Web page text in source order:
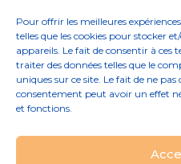
Pour offrir les meilleures
telles que les cookies pour stocker
appareils. Le fait de consentir à
traiter des données telles que le
uniques sur ce site. Le fait de ne
consentement peut avoir un effet
et fonctions.
avril 2023
mars 2023